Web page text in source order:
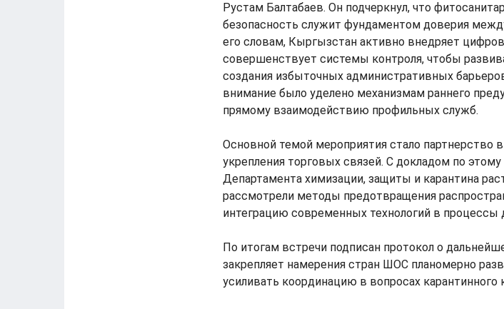
Рустам Балтабаев. Он подчеркнул, что
безопасность служит фундаментом доверия
его словам, Кыргызстан активно внедряет
совершенствует системы контроля, чтобы
создания избыточных административных
внимание было уделено механизмам раннего
прямому взаимодействию профильных служб.
Основной темой мероприятия стало партнерство
укрепления торговых связей. С докладом по
Департамента химизации, защиты и карантина
рассмотрели методы предотвращения
интеграцию современных технологий в процессы
По итогам встречи подписан протокол о
закрепляет намерения стран ШОС планомерно
усиливать координацию в вопросах карантинного